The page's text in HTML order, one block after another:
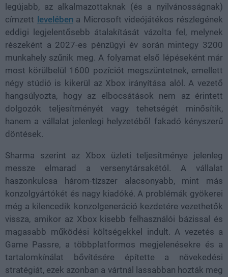
legújabb, az alkalmazottaknak (és a nyilvánosságnak)
címzett levelébena Microsoft videójátékos részlegének
eddigi legjelentősebb átalakítását vázolta fel, melynek
részeként a 2027-es pénzügyi év során mintegy 3200
munkahely szűnik meg. A folyamat első lépéseként már
most körülbelül 1600 pozíciót megszüntetnek, emellett
négy stúdió is kikerül az Xbox irányítása alól. A vezető
hangsúlyozta, hogy az elbocsátások nem az érintett
dolgozók teljesítményét vagy tehetségét minősítik,
hanem a vállalat jelenlegi helyzetéből fakadó kényszerű
döntések.
Sharma szerint az Xbox üzleti teljesítménye jelenleg
messze elmarad a versenytársakétól. A vállalat
haszonkulcsa három-tízszer alacsonyabb, mint más
konzolgyártókét és nagy kiadóké. A problémák gyökerei
még a kilencedik konzolgeneráció kezdetére vezethetők
vissza, amikor az Xbox kisebb felhasználói bázissal és
magasabb működési költségekkel indult. A vezetés a
Game Passre, a többplatformos megjelenésekre és a
tartalomkínálat bővítésére építette a növekedési
stratégiát, ezek azonban a vártnál lassabban hozták meg